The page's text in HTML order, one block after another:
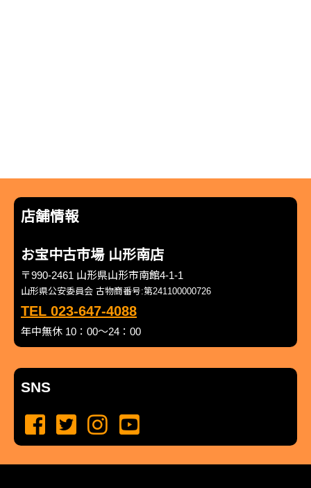
店舗情報
お宝中古市場 山形南店
〒990-2461 山形県山形市南館4-1-1
山形県公安委員会 古物商番号:第241100000726
TEL 023-647-4088
年中無休 10：00～24：00
SNS